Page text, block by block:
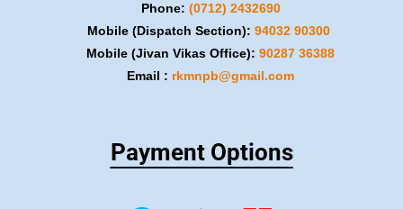
Phone: (0712) 2432690
Mobile (Dispatch Section): ​94032 90300
Mobile (Jivan Vikas Office): ​90287 36388
Email : rkmnpb@gmail.com
Payment Options